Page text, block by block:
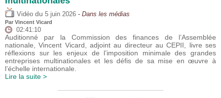
Vidéo du 5 juin 2026 - Dans les médias
Par Vincent Vicard
02:41:10
Auditionné par la Commission des finances de l’Assemblée
nationale, Vincent Vicard, adjoint au directeur au CEPII, livre ses
réflexions sur les enjeux de l’imposition minimale des grandes
entreprises multinationales et les défis de sa mise en œuvre à
l’échelle internationale.
Lire la suite >